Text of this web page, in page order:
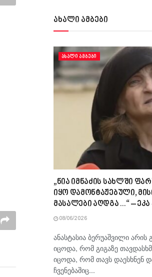
ახალი ამბები
ᲐᲮᲐᲚᲘ ᲐᲛᲑᲔᲑᲘ
„ნია იმნაძის სახლში
იყო დამონტაჟებული,
მასალები აღდგა…“ – ეკა
08/06/2026
ანასტასია ბერუაშვილი
იცოდა, რომ გიგაზე
იცოდა, რომ თავს დაესხნენ
ჩვენებაშიც...